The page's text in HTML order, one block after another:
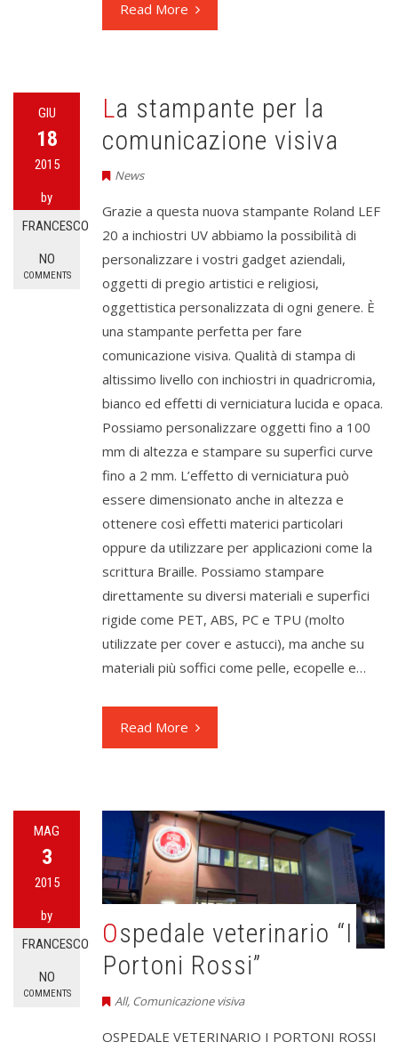
Read More
GIU
18
2015
by
FRANCESCO
NO
COMMENTS
La stampante per la
comunicazione visiva
News
Grazie a questa nuova stampante Roland LEF
20 a inchiostri UV abbiamo la possibilità di
personalizzare i vostri gadget aziendali,
oggetti di pregio artistici e religiosi,
oggettistica personalizzata di ogni genere. È
una stampante perfetta per fare
comunicazione visiva. Qualità di stampa di
altissimo livello con inchiostri in quadricromia,
bianco ed effetti di verniciatura lucida e opaca.
Possiamo personalizzare oggetti fino a 100
mm di altezza e stampare su superfici curve
fino a 2 mm. L’effetto di verniciatura può
essere dimensionato anche in altezza e
ottenere così effetti materici particolari
oppure da utilizzare per applicazioni come la
scrittura Braille. Possiamo stampare
direttamente su diversi materiali e superfici
rigide come PET, ABS, PC e TPU (molto
utilizzate per cover e astucci), ma anche su
materiali più soffici come pelle, ecopelle e…
Read More
MAG
3
2015
by
FRANCESCO
NO
COMMENTS
Ospedale veterinario “I
Portoni Rossi”
All, Comunicazione visiva
OSPEDALE VETERINARIO I PORTONI ROSSI